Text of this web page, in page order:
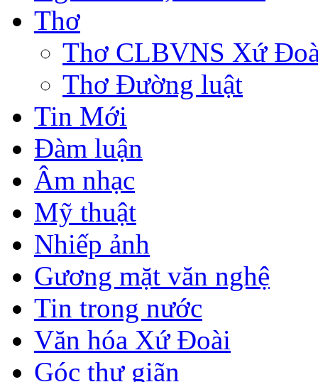
Thơ
Thơ CLBVNS Xứ
Thơ Đường luật
Tin Mới
Đàm luận
Âm nhạc
Mỹ thuật
Nhiếp ảnh
Gương mặt văn nghệ
Tin trong nước
Văn hóa Xứ Đoài
Góc thư giãn